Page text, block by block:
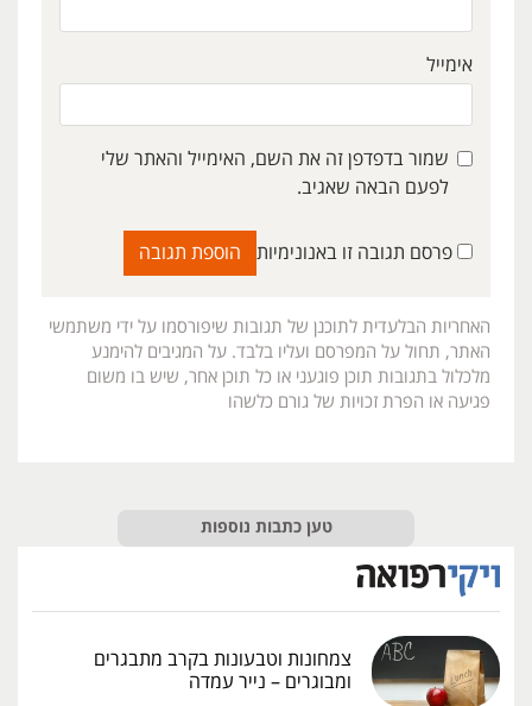
אימייל
שמור בדפדפן זה את השם, האימייל והאתר שלי
לפעם הבאה שאגיב.
פרסם תגובה זו באנונימיות
האחריות הבלעדית לתוכנן של תגובות שיפורסמו על ידי משתמשי
האתר, תחול על המפרסם ועליו בלבד. על המגיבים להימנע
מלכלול בתגובות תוכן פוגעני או כל תוכן אחר, שיש בו משום
פגיעה או הפרת זכויות של גורם כלשהו
טען כתבות נוספות
צמחונות וטבעונות בקרב מתבגרים
ומבוגרים – נייר עמדה